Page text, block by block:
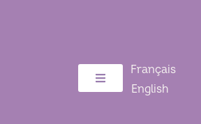
Français
English